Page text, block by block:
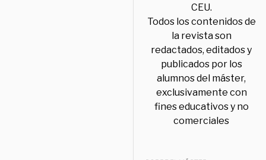
CEU.
Todos los contenidos de
la revista son
redactados, editados y
publicados por los
alumnos del máster,
exclusivamente con
fines educativos y no
comerciales